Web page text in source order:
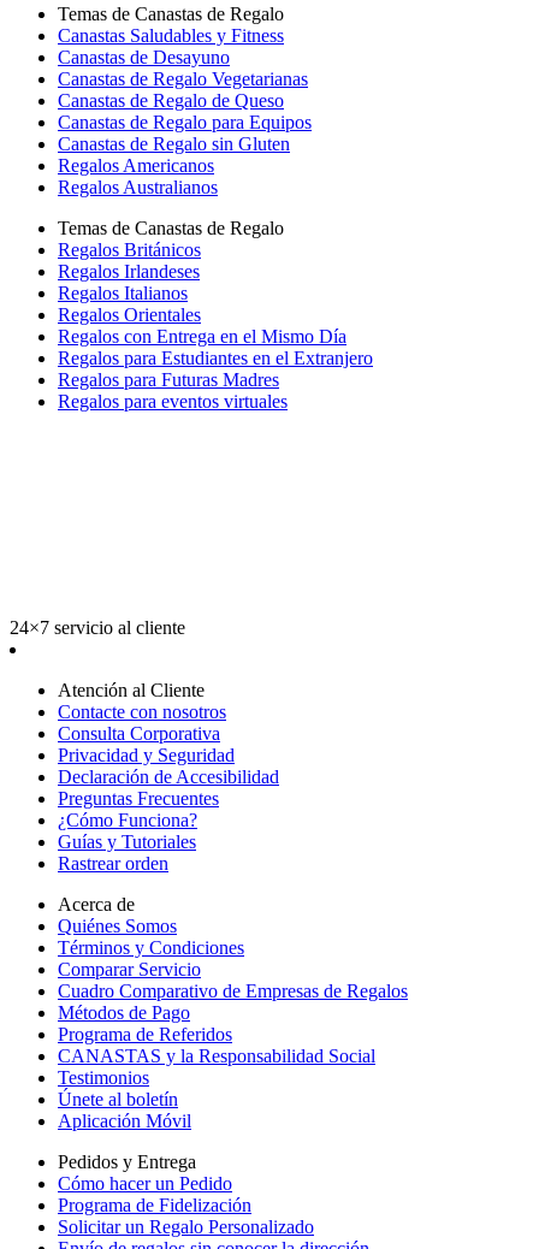
Temas de Canastas de Regalo
Canastas Saludables y Fitness
Canastas de Desayuno
Canastas de Regalo Vegetarianas
Canastas de Regalo de Queso
Canastas de Regalo para Equipos
Canastas de Regalo sin Gluten
Regalos Americanos
Regalos Australianos
Temas de Canastas de Regalo
Regalos Británicos
Regalos Irlandeses
Regalos Italianos
Regalos Orientales
Regalos con Entrega en el Mismo Día
Regalos para Estudiantes en el Extranjero
Regalos para Futuras Madres
Regalos para eventos virtuales
24×7 servicio al cliente
Atención al Cliente
Contacte con nosotros
Consulta Corporativa
Privacidad y Seguridad
Declaración de Accesibilidad
Preguntas Frecuentes
¿Cómo Funciona?
Guías y Tutoriales
Rastrear orden
Acerca de
Quiénes Somos
Términos y Condiciones
Comparar Servicio
Cuadro Comparativo de Empresas de Regalos
Métodos de Pago
Programa de Referidos
CANASTAS y la Responsabilidad Social
Testimonios
Únete al boletín
Aplicación Móvil
Pedidos y Entrega
Cómo hacer un Pedido
Programa de Fidelización
Solicitar un Regalo Personalizado